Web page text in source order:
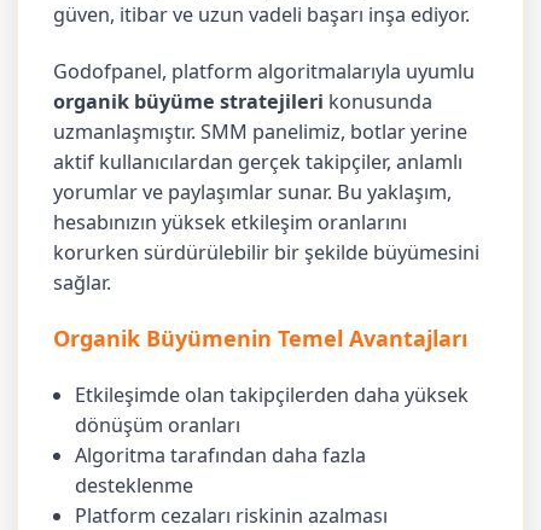
güven, itibar ve uzun vadeli başarı inşa ediyor.
Godofpanel, platform algoritmalarıyla uyumlu
organik büyüme stratejileri konusunda
uzmanlaşmıştır. SMM panelimiz, botlar yerine
aktif kullanıcılardan gerçek takipçiler, anlamlı
yorumlar ve paylaşımlar sunar. Bu yaklaşım,
hesabınızın yüksek etkileşim oranlarını
korurken sürdürülebilir bir şekilde büyümesini
sağlar.
Organik Büyümenin Temel Avantajları
Etkileşimde olan takipçilerden daha yüksek
dönüşüm oranları
Algoritma tarafından daha fazla
desteklenme
Platform cezaları riskinin azalması